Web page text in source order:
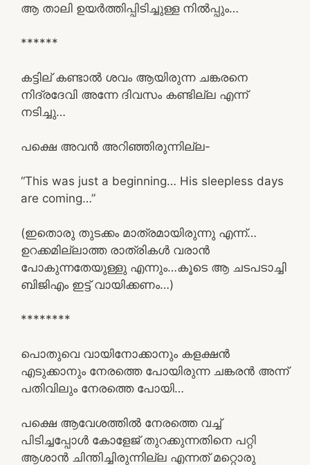
ആ താലി ഉയർത്തിപ്പിടിച്ചുള്ള നിൽപ്പും…
******
കട്ടില് കണ്ടാൽ ശവം ആയിരുന്ന ചങ്കരനെ
നിദ്രദേവി അന്നേ ദിവസം കണ്ടില്ല എന്ന്
നടിച്ചു…
പക്ഷെ അവൻ അറിഞ്ഞിരുന്നില്ല-
“This was just a beginning… His sleepless days
are coming…”
(ഇതൊരു തുടക്കം മാത്രമായിരുന്നു എന്ന്…
ഉറക്കമില്ലാത്ത രാത്രികൾ വരാൻ
പോകുന്നതേയുള്ളു എന്നും…കൂടെ ആ ചടപടാച്ചി
ബിജിഎം ഇട്ട് വായിക്കണം…)
********
പൊതുവെ വായിനോക്കാനും കളക്ഷൻ
എടുക്കാനും നേരത്തെ പോയിരുന്ന ചങ്കരൻ അന്ന്
പതിവിലും നേരത്തെ പോയി…
പക്ഷെ ആവേശത്തിൽ നേരത്തെ വച്ച്
പിടിച്ചപ്പോൾ കോളേജ് തുറക്കുന്നതിനെ പറ്റി
ആശാൻ ചിന്തിച്ചിരുന്നില്ല എന്നത് മറ്റൊരു